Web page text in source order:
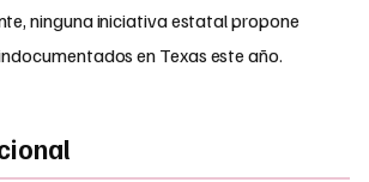
ninguna iniciativa estatal propone
en Texas este año.